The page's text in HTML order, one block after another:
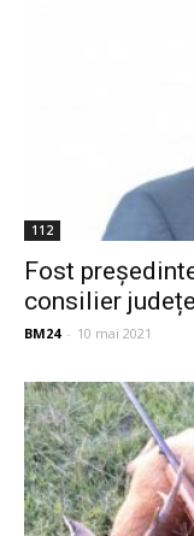
112
Fost
consilier
BM24 - 10 mai 2021